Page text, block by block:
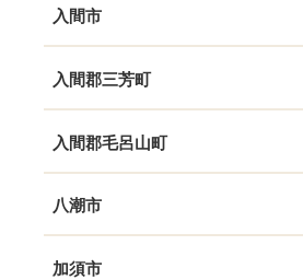
入間市
入間郡三芳町
入間郡毛呂山町
八潮市
加須市